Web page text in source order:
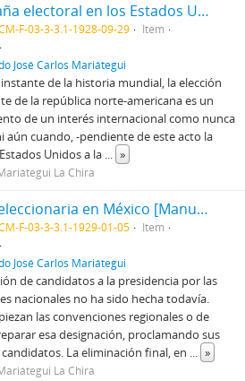
La campaña electoral en los Estados Unidos
F-03-3-3.1-1928-09-29
Item
José Carlos Mariátegui
de la historia mundial, la elección
de la república norte-americana es un
de un interés internacional como nunca
aún cuando, -pendiente de este acto la
Unidos a la ... »
La Chira
La lucha eleccionaria en México [Manuscrito]
F-03-3-3.1-1929-01-05
Item
José Carlos Mariátegui
de candidatos a la presidencia por las
nacionales no ha sido hecha todavía.
las convenciones regionales o de
esa designación, proclamando sus
La eliminación final, en ... »
La Chira